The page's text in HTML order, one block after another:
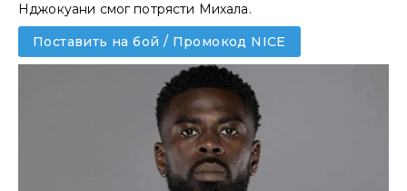
Нджокуани смог потрясти Михала.
Поставить на бой / Промокод NICE